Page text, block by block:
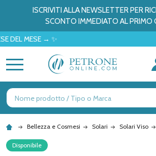
ISCRIVITI ALLA NEWSLETTER PER
SCONTO IMMEDIATO AL PRIMO
MESE → ✨
Ricerca
Bellezza e Cosmesi Solari Solari Viso
Disponibile